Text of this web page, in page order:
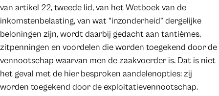
van artikel 22, tweede lid, van het Wetboek van de
inkomstenbelasting, van wat “inzonderheid” dergelijke
beloningen zijn, wordt daarbij gedacht aan tantièmes,
zitpenningen en voordelen die worden toegekend door de
vennootschap waarvan men de zaakvoerder is. Dat is niet
het geval met de hier besproken aandelenopties: zij
worden toegekend door de exploitatievennootschap.